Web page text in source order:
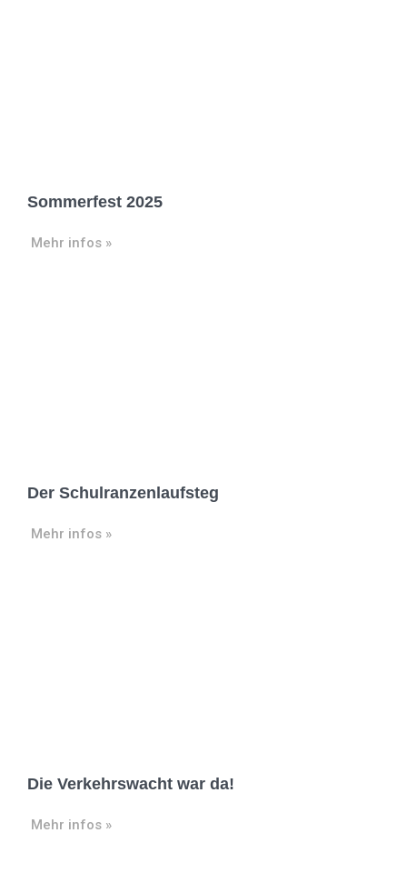
Sommerfest 2025
Mehr infos »
Der Schulranzenlaufsteg
Mehr infos »
Die Verkehrswacht war da!
Mehr infos »